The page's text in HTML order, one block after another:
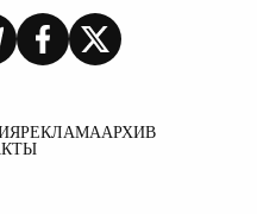
РЕКЛАМААРХИВ